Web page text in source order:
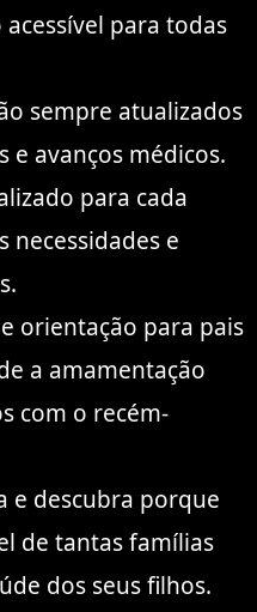
para todas
sempre atualizados
e avanços médicos.
para cada
necessidades e
orientação para pais
a amamentação
com o recém-
e descubra porque
de tantas famílias
dos seus filhos.